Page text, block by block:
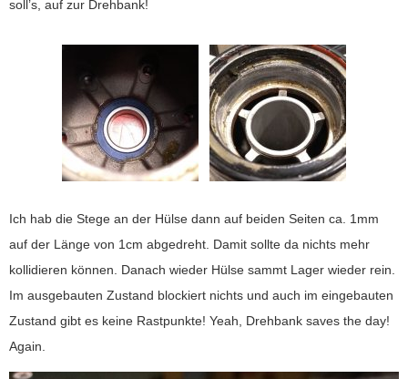
soll’s, auf zur Drehbank!
Ich hab die Stege an der Hülse dann auf beiden Seiten ca. 1mm
auf der Länge von 1cm abgedreht. Damit sollte da nichts mehr
kollidieren können. Danach wieder Hülse sammt Lager wieder rein.
Im ausgebauten Zustand blockiert nichts und auch im eingebauten
Zustand gibt es keine Rastpunkte! Yeah, Drehbank saves the day!
Again.